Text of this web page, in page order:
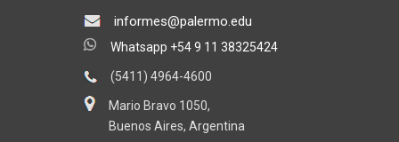
informes@palermo.edu
Whatsapp +54 9 11 38325424
(5411) 4964-4600
Mario Bravo 1050,
Buenos Aires, Argentina